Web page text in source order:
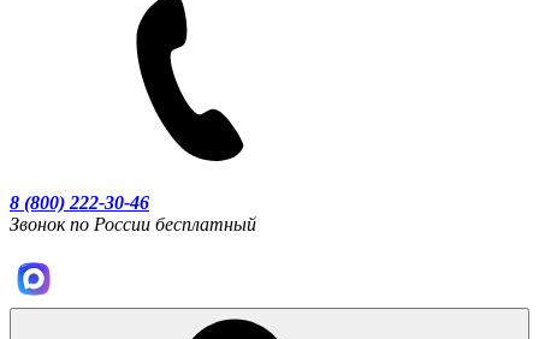
8 (800) 222-30-46
Звонок по России бесплатный